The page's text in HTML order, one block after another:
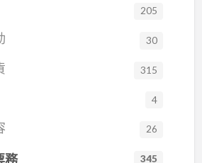
三角點地標編號1468，制高
，四十年老茶廠舊址，茶廠茶
落 寬倘：超大營位，包區休閒
擾 視野：360度山景，遠眺合歡
設施，最豐富的大自然
205
30
315
4
26
務 345